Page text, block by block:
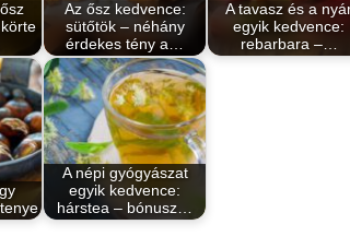
Az ősz kedvence:
sütőtök – néhány
érdekes tény a…
A tavasz és a
egyik kedvence:
rebarbara –…
A népi gyógyászat
egyik kedvence:
hárstea – bónusz…